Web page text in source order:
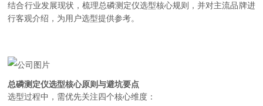
结合行业发展现状，梳理总磷测定仪选型核心规则，并对主流品牌进
行客观介绍，为用户选型提供参考。
总磷测定仪选型核心原则与避坑要点
选型过程中，需优先关注四个核心维度：